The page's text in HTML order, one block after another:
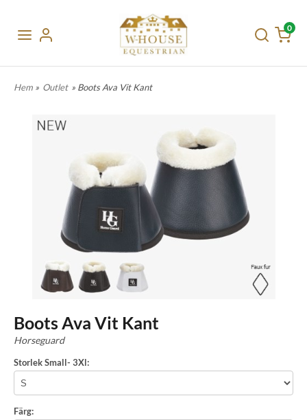
0
Hem » Outlet » Boots Ava Vit Kant
Boots Ava Vit Kant
Horseguard
Storlek Small- 3Xl:
Färg: